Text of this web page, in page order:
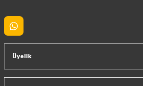
Üyelik